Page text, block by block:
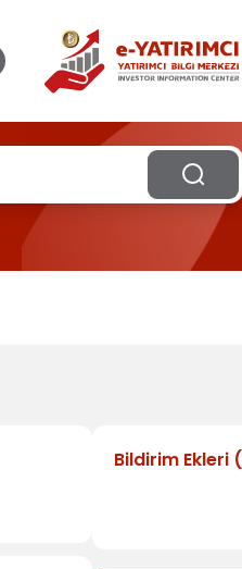
Bildirim Ekleri(